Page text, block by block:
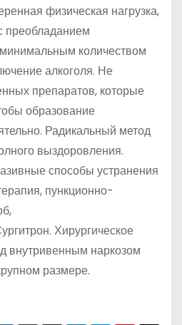
физическая нагрузка,
преобладанием
количеством
алкоголя. Не
препаратов, которые
образование
Радикальный метод
выздоровления.
способы устранения
пункционно-
Хирургическое
внутривенным наркозом
размере.